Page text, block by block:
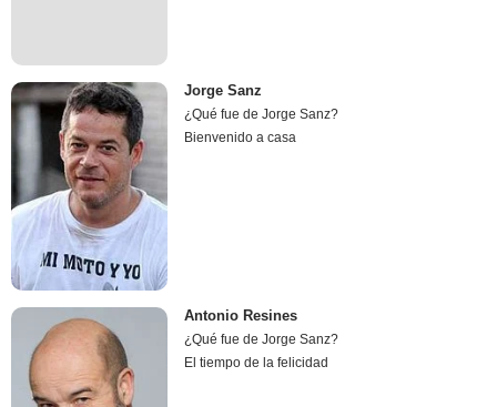
Jorge Sanz
¿Qué fue de Jorge Sanz?
Bienvenido a casa
Antonio Resines
¿Qué fue de Jorge Sanz?
El tiempo de la felicidad